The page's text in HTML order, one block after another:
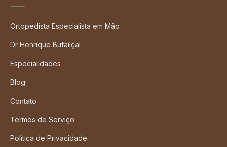
Ortopedista Especialista em Mão
Dr Henrique Bufailçal
Especialidades
Blog
Contato
Termos de Serviço
Política de Privacidade